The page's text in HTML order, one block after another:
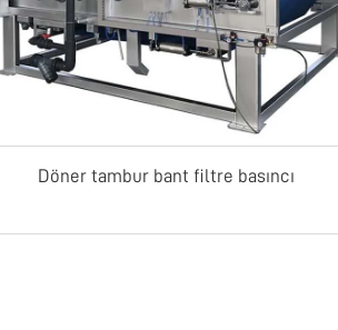
Döner tambur bant filtre basıncı